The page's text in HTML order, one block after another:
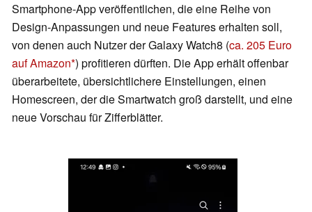
Smartphone-App veröffentlichen, die eine Reihe von
Design-Anpassungen und neue Features erhalten soll,
von denen auch Nutzer der Galaxy Watch8 (ca. 205 Euro
auf Amazon ) profitieren dürften. Die App erhält offenbar
überarbeitete, übersichtlichere Einstellungen, einen
Homescreen, der die Smartwatch groß darstellt, und eine
neue Vorschau für Zifferblätter.